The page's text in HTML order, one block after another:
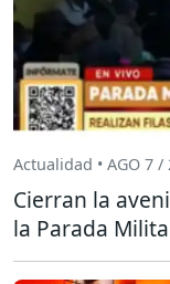
Actualidad • AGO 7 /
Cierran la
la Parada